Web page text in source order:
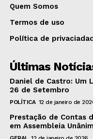
Quem Somos
Termos de uso
Política de
Últimas
Daniel de Castro: Um
26 de Setembro
POLÍTICA 12 de janeiro de
Prestação de Contas
em Assembleia